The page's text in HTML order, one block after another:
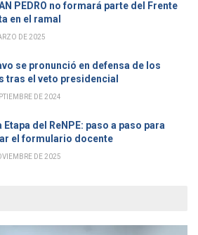
PEDRO no formará parte del Frente
en el ramal
DE 2025
se pronunció en defensa de los
tras el veto presidencial
DE 2024
Etapa del ReNPE: paso a paso para
el formulario docente
DE 2025